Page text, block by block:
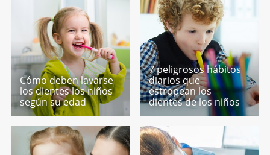
Cómo deben lavarse
los dientes los niños
según su edad
7 peligrosos hábitos
diarios que
estropean los
dientes de los niños